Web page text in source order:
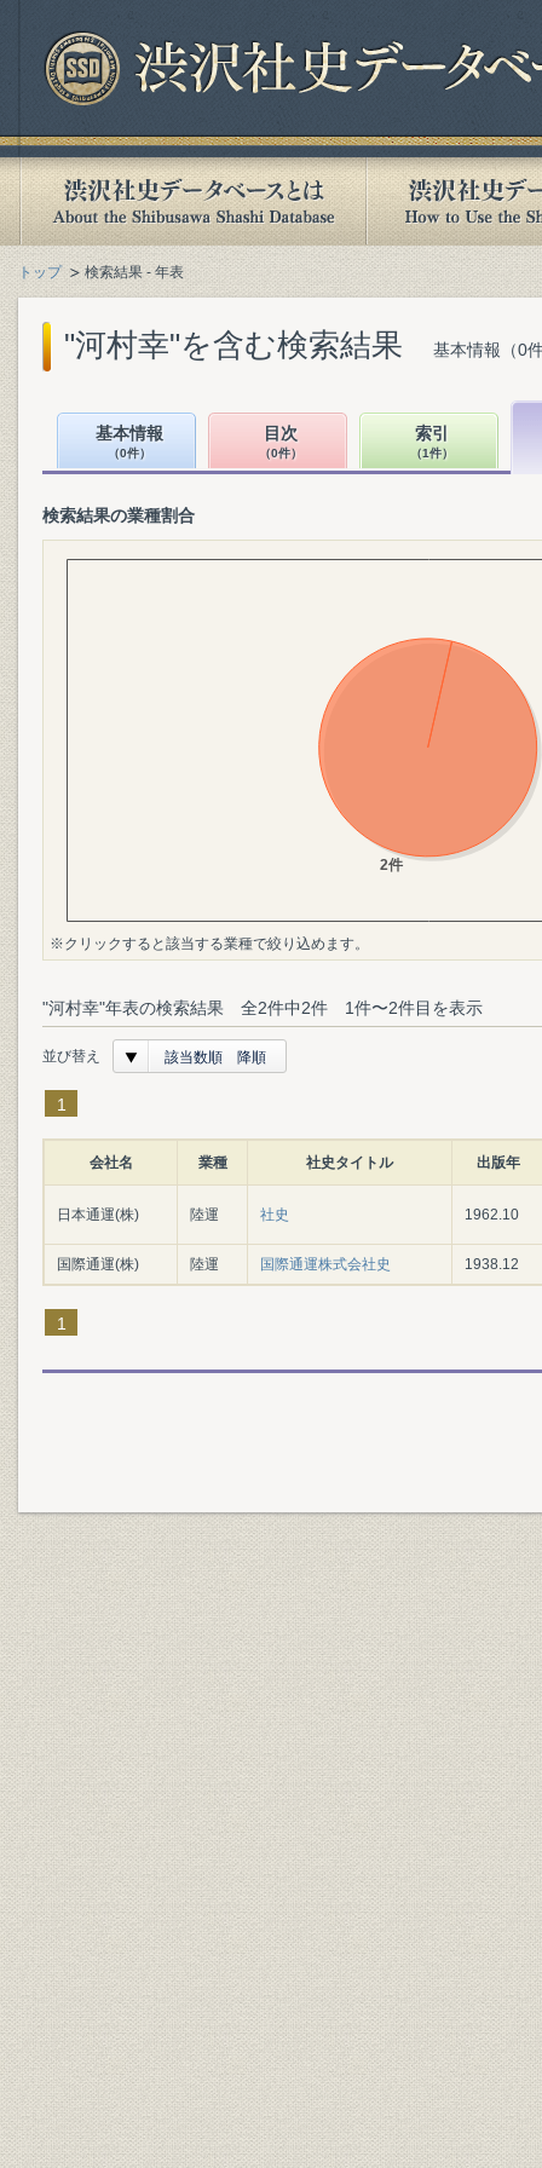
トップ 検索結果 - 年表
"河村幸"を含む検索結果 基本情報（0
基本情報
（0件）
目次
（0件）
索引
（1件）
検索結果の業種割合
※クリックすると該当する業種で絞り込めます。
"河村幸"年表の検索結果 全2件中2件 1件〜2件目を表示
並び替え 該当数順 降順
1
会社名 業種 社史タイトル 出版年
日本通運(株) 陸運 社史 1962.10
国際通運(株) 陸運 国際通運株式会社史 1938.12
1